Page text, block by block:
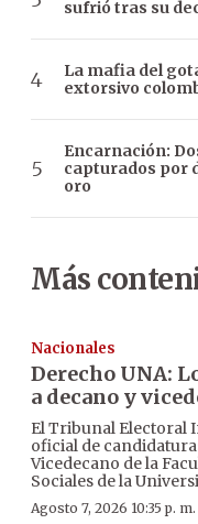
sufrió tras su
La mafia del
extorsivo
Encarnación:
capturados por
oro
Más
Nacionales
Derecho UNA:
a decano y
El Tribunal Electoral
oficial de
Vicedecano de la
Sociales de la
Agosto 7, 2026 10:35 p. m.